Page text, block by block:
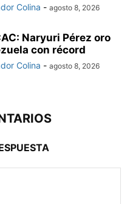
Colina - agosto 8, 2026
Naryuri Pérez oro
con récord
Colina - agosto 8, 2026